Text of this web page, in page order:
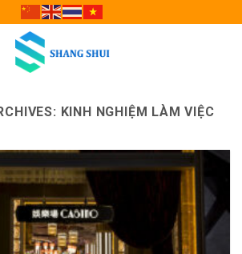
KINH NGHIỆM LÀM VIỆC